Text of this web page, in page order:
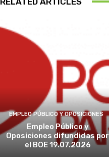
EMPLEO PÚBLICO Y OPOSICIONES
Empleo Público y
Oposiciones difundidas por
el BOE 19.07.2026